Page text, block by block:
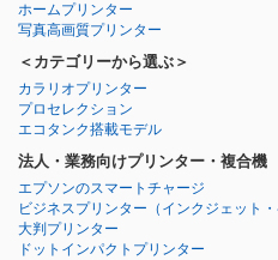
ホームプリンター
写真高画質プリンター
＜カテゴリーから選ぶ＞
カラリオプリンター
プロセレクション
エコタンク搭載モデル
法人・業務向けプリンター・複合機
エプソンのスマートチャージ
ビジネスプリンター （インクジェット
大判プリンター
ドットインパクトプリンター